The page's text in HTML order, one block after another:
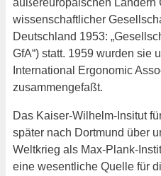
außereuropäischen Ländern
wissenschaftlicher
Deutschland 1953:
GfA“) statt. 1959 wurden sie
International Ergonomic
zusammengefaßt.
Das Kaiser-Wilhelm-Insitut
später nach Dortmund über
Weltkrieg als Max-Plank-
eine wesentliche Quelle für